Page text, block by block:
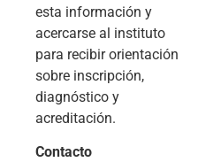
esta información y
acercarse al instituto
para recibir orientación
sobre inscripción,
diagnóstico y
acreditación.
Contacto